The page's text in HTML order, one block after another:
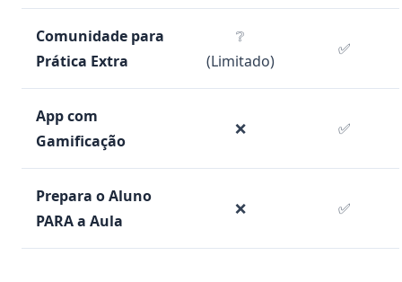
Comunidade para
Prática Extra
❔
(Limitado)
✅
App com
Gamificação
❌ ✅
Prepara o Aluno
PARA a Aula
❌ ✅